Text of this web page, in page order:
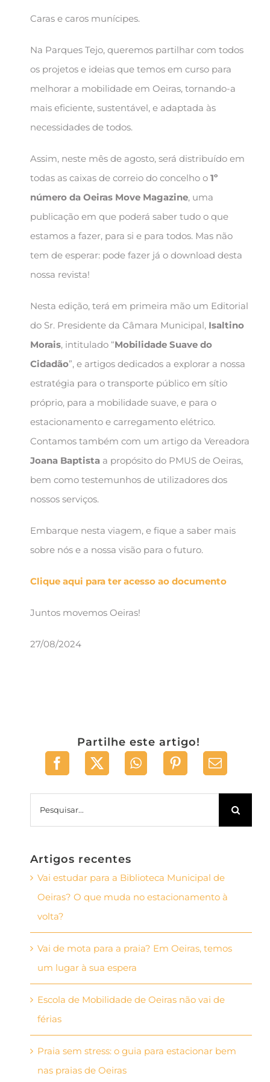
Caras e caros munícipes.
Na Parques Tejo, queremos partilhar com todos
os projetos e ideias que temos em curso para
melhorar a mobilidade em Oeiras, tornando-a
mais eficiente, sustentável, e adaptada às
necessidades de todos.
Assim, neste mês de agosto, será distribuído em
todas as caixas de correio do concelho o 1º
número da Oeiras Move Magazine, uma
publicação em que poderá saber tudo o que
estamos a fazer, para si e para todos. Mas não
tem de esperar: pode fazer já o download desta
nossa revista!
Nesta edição, terá em primeira mão um Editorial
do Sr. Presidente da Câmara Municipal, Isaltino
Morais, intitulado “Mobilidade Suave do
Cidadão”, e artigos dedicados a explorar a nossa
estratégia para o transporte público em sítio
próprio, para a mobilidade suave, e para o
estacionamento e carregamento elétrico.
Contamos também com um artigo da Vereadora
Joana Baptistaa propósito do PMUS de Oeiras,
bem como testemunhos de utilizadores dos
nossos serviços.
Embarque nesta viagem, e fique a saber mais
sobre nós e a nossa visão para o futuro.
Clique aqui para ter acesso ao documento
Juntos movemos Oeiras!
27/08/2024
Partilhe este artigo!
Artigos recentes
Vai estudar para a Biblioteca Municipal de
Oeiras? O que muda no estacionamento à
volta?
Vai de mota para a praia? Em Oeiras, temos
um lugar à sua espera
Escola de Mobilidade de Oeiras não vai de
férias
Praia sem stress: o guia para estacionar bem
nas praias de Oeiras